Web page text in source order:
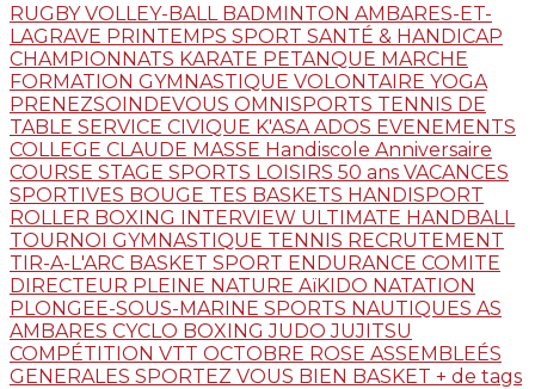
RUGBYVOLLEY-BALL BADMINTON AMBARES-ET-
LAGRAVE PRINTEMPS SPORT SANTÉ & HANDICAP
CHAMPIONNATS KARATE PETANQUE MARCHE
FORMATION GYMNASTIQUE VOLONTAIRE YOGA
PRENEZSOINDEVOUS OMNISPORTS TENNIS DE
TABLE SERVICE CIVIQUE K'ASA ADOS EVENEMENTS
COLLEGE CLAUDE MASSE Handiscole Anniversaire
COURSE STAGE SPORTS LOISIRS 50 ans VACANCES
SPORTIVES BOUGE TES BASKETS HANDISPORT
ROLLER BOXING INTERVIEW ULTIMATE HANDBALL
TOURNOI GYMNASTIQUE TENNIS RECRUTEMENT
TIR-A-L'ARC BASKET SPORT ENDURANCE COMITE
DIRECTEUR PLEINE NATURE AïKIDO NATATION
PLONGEE-SOUS-MARINE SPORTS NAUTIQUES AS
AMBARES CYCLO BOXINGJUDO JUJITSU
COMPÉTITION VTT OCTOBRE ROSE ASSEMBLEÉS
GENERALES SPORTEZ VOUS BIEN BASKET + de tags